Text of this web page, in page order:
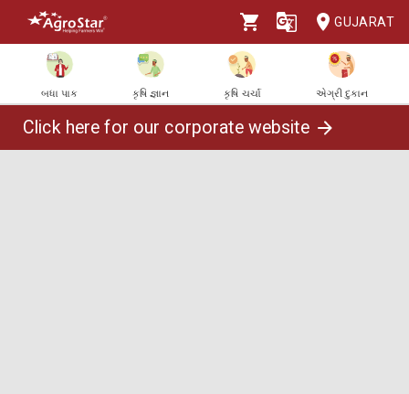
GUJARAT
બધા પાક કૃષિ જ્ઞાન કૃષિ ચર્ચા એગ્રી દુકાન
Click here for our corporate website